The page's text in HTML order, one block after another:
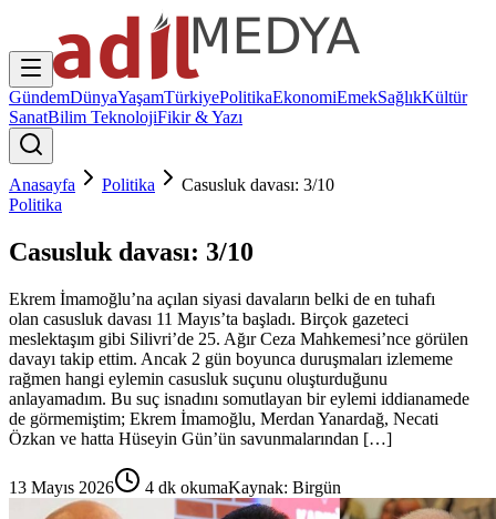
GündemDünyaYaşamTürkiyePolitikaEkonomiEmekSağlıkKültür
SanatBilim TeknolojiFikir & Yazı
Anasayfa Politika
Casusluk davası: 3/10
Politika
Casusluk davası: 3/10
Ekrem İmamoğlu’na açılan siyasi davaların belki de en tuhafı
olan casusluk davası 11 Mayıs’ta başladı. Birçok gazeteci
meslektaşım gibi Silivri’de 25. Ağır Ceza Mahkemesi’nce görülen
davayı takip ettim. Ancak 2 gün boyunca duruşmaları izlememe
rağmen hangi eylemin casusluk suçunu oluşturduğunu
anlayamadım. Bu suç isnadını somutlayan bir eylemi iddianamede
de görmemiştim; Ekrem İmamoğlu, Merdan Yanardağ, Necati
Özkan ve hatta Hüseyin Gün’ün savunmalarından […]
13 Mayıs 2026 4 dk okumaKaynak: Birgün